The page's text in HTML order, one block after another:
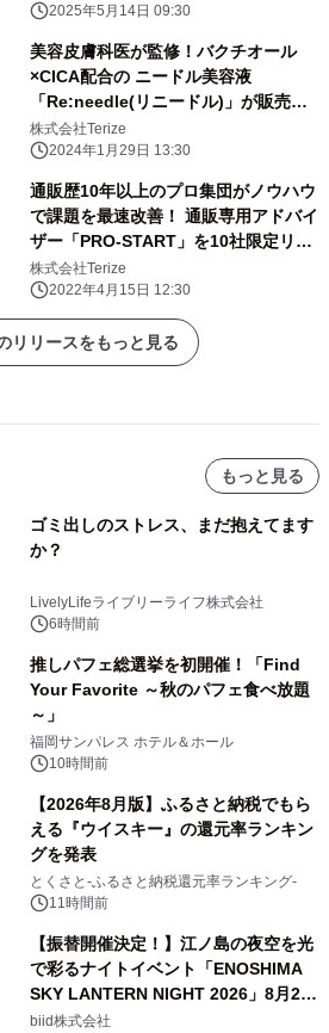
2025年5月14日 09:30
美容皮膚科医が監修！バクチオール
×CICA配合の ニードル美容液
「Re:needle(リニードル)」が販売を
開始
株式会社Terize
2024年1月29日 13:30
通販歴10年以上のプロ集団がノウハウ
で課題を最速改善！ 通販専用アドバイ
ザー「PRO-START」を10社限定リリ
ース
株式会社Terize
2022年4月15日 12:30
リリースをもっと見る
もっと見る
ゴミ出しのストレス、まだ抱えてます
か？
LivelyLifeライブリーライフ株式会社
6時間前
推しパフェ総選挙を初開催！「Find
Your Favorite ～秋のパフェ食べ放題
～」
福岡サンパレス ホテル＆ホール
10時間前
【2026年8月版】ふるさと納税でもら
える『ウイスキー』の還元率ランキン
グを発表
とくさと-ふるさと納税還元率ランキング-
11時間前
【振替開催決定！】江ノ島の夜空を光
で彩るナイトイベント「ENOSHIMA
SKY LANTERN NIGHT 2026」8月22
日(土)振替開催＆受付スタート！
biid株式会社